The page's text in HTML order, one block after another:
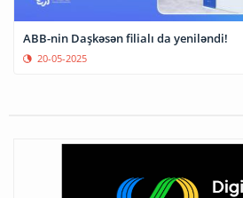
ABB-nin Daşkəsən filialı da yeniləndi!
20-05-2025